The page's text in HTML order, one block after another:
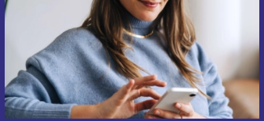
Mis nooit meer een aanbieding.
Voucher aanvragen
Informatie over het gebruik van persoonsgegevens vind je in ons
privacybeleid.